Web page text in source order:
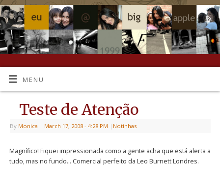
MENU
Teste de Atenção
By Monica | March 17, 2008 - 4:28 PM | Notinhas
Magnífico! Fiquei impressionada como a gente acha que está alerta a
tudo, mas no fundo… Comercial perfeito da Leo Burnett Londres.